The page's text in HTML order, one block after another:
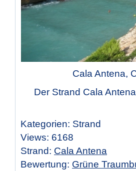
Cala Antena,
Der Strand Cala
Kategorien: Strand
Views: 6168
Strand: Cala Antena
Bewertung: Grüne